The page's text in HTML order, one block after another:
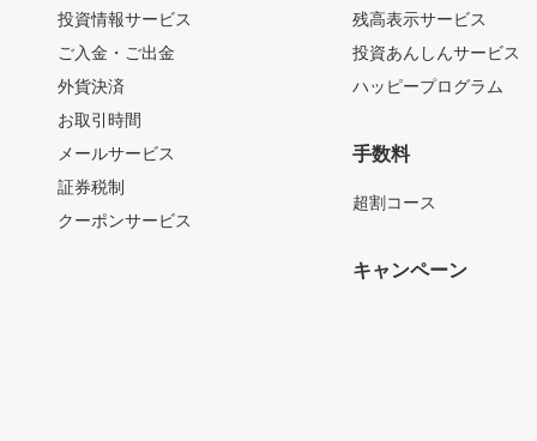
投資情報サービス
ご入金・ご出金
外貨決済
お取引時間
メールサービス
証券税制
クーポンサービス
残高表示サービス
投資あんしんサービス
ハッピープログラム
手数料
超割コース
キャンペーン